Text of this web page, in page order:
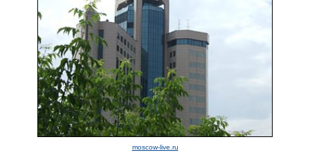
moscow-live.ru